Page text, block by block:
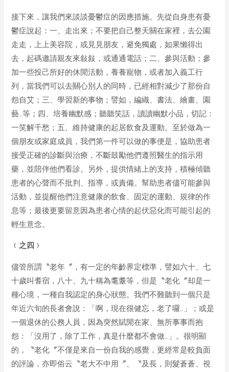
接下來，讓我們來談談憂鬱症的因應措施。先從自身患有憂
鬱症說起：一、走出來；不要把自己整天關在家裡，去公園
走走，上上美容院，或見見朋友，避免獨處，如果懶得出
去，起碼邀請親友來敍敍，或通通電話；二、參與活動；參
加一些投己所好的休閒活動，養養寵物，或者加入義工行
列，當我們可以去關心別人的同時，已經相對減少了那份自
怨自艾；三、學習新的事物；譬如，編織、書法、繪畫、園
藝…等；四、培養幽默感；聽聽笑話，讀讀幽默小品，切記：
一笑解千愁；五、維持健康的起居飲食及運動。至於做為一
個朋友或家庭成員，我們第一件可以做的事便是，協助患者
接受正確的診斷與治療，不斷鼓勵他們遵照醫生的指示用
藥，並陪伴他們看診。另外，提供情緒上的支持，積極傾聽
患者的心聲而不批判、指導，或責備。幫助患者儘可能參與
活動，並提醒他們注意健康的飲食、固定的運動、規律的作
息等；最後更要留意因為患者心情的起伏惡化而可能引起的
輕生意念。
﹙之四﹚
儘管所謂〝老年〞，有一定的年齡界定標準，譬如六十、七
十歲叫耆宿，八十、九十稱為耄耋等，但是〝老化〞却是一
種心境，一種自我認定的身心狀態。我們不難聽到一個只是
年近六旬的長者會說：「啊，現在很健忘，老了囉…」；或是
一個退休的公務人員，因為突然賦閒在家、無所事事而抱
怨：「沒用了，除了工作，真是什麼都不會做…」。很明顯
的，〝老化〞不僅是來自一份自我的感覺，更經常是較負面
的評論，亦即俗云〝老大不中用〞、〝及長，則髮蒼蒼、視